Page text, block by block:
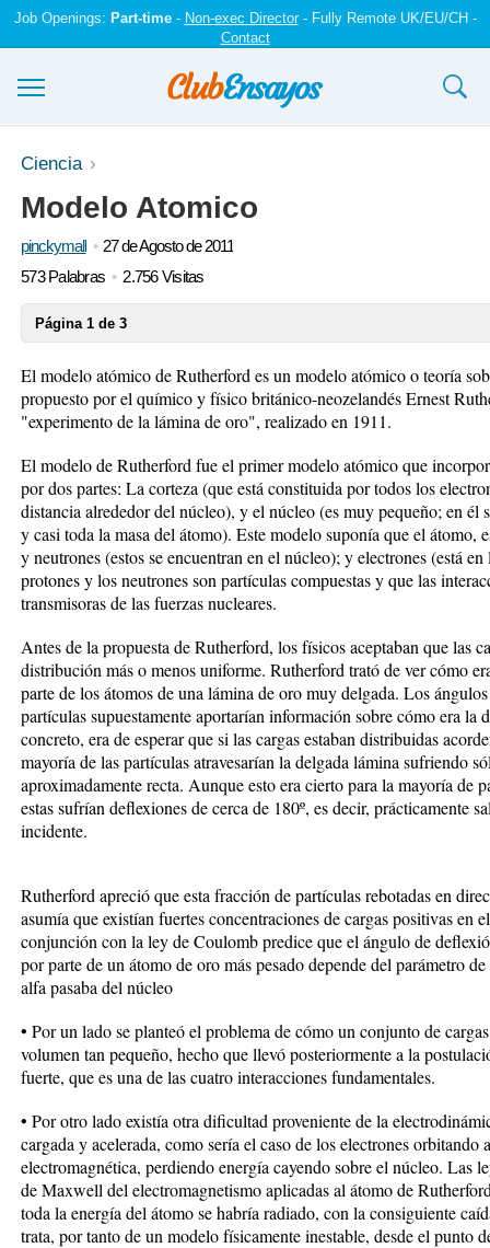
Job Openings: Part-time- Non-exec Director- Fully Remote UK/EU/CH -
Contact
Ensayos y trabajos
Registrarse
Iniciar sesión
Ciencia
Modelo Atomico
pinckymall
27 de Agosto de 2011
573 Palabras
2.756 Visitas
Página 1 de 3
El modelo atómico de Rutherford es un modelo atómico o teoría
propuesto por el químico y físico británico-neozelandés Ernest
"experimento de la lámina de oro", realizado en 1911.
El modelo de Rutherford fue el primer modelo atómico que
por dos partes: La corteza (que está constituida por todos los
distancia alrededor del núcleo), y el núcleo (es muy pequeño; en él
y casi toda la masa del átomo). Este modelo suponía que el átomo,
y neutrones (estos se encuentran en el núcleo); y electrones (está
protones y los neutrones son partículas compuestas y que las
transmisoras de las fuerzas nucleares.
Antes de la propuesta de Rutherford, los físicos aceptaban que las
distribución más o menos uniforme. Rutherford trató de ver cómo
parte de los átomos de una lámina de oro muy delgada. Los
partículas supuestamente aportarían información sobre cómo era la
concreto, era de esperar que si las cargas estaban distribuidas
mayoría de las partículas atravesarían la delgada lámina sufriendo
aproximadamente recta. Aunque esto era cierto para la mayoría de
estas sufrían deflexiones de cerca de 180º, es decir, prácticamente
incidente.
Rutherford apreció que esta fracción de partículas rebotadas en
asumía que existían fuertes concentraciones de cargas positivas en
conjunción con la ley de Coulomb predice que el ángulo de
por parte de un átomo de oro más pesado depende del parámetro
alfa pasaba del núcleo
• Por un lado se planteó el problema de cómo un conjunto de
volumen tan pequeño, hecho que llevó posteriormente a la
fuerte, que es una de las cuatro interacciones fundamentales.
• Por otro lado existía otra dificultad proveniente de la
cargada y acelerada, como sería el caso de los electrones
electromagnética, perdiendo energía cayendo sobre el núcleo. Las
de Maxwell del electromagnetismo aplicadas al átomo de
toda la energía del átomo se habría radiado, con la consiguiente
trata, por tanto de un modelo físicamente inestable, desde el punto